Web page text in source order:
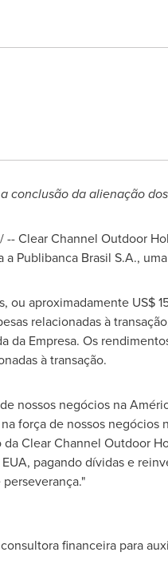
conclusão da alienação
Clear Channel Outdoor
Publibanca Brasil S.A.,
aproximadamente US$
relacionadas à
Empresa. Os
à transação.
nossos negócios na
força de nossos
Clear Channel Outdoor
pagando dívidas e
financeira para